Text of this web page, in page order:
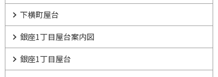
下横町屋台
銀座1丁目屋台案内図
銀座1丁目屋台